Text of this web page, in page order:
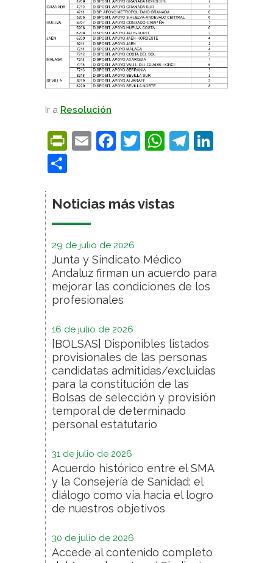
Ir a Resolución
PrintFriendly
EmailFacebook
Twitter
WhatsApp
Noticias más vistas
29 de julio de 2026
Junta y Sindicato Médico
Andaluz firman un acuerdo para
mejorar las condiciones de los
profesionales
16 de julio de 2026
[BOLSAS] Disponibles listados
provisionales de las personas
candidatas admitidas/excluidas
para la constitución de las
Bolsas de selección y provisión
temporal de determinado
personal estatutario
31 de julio de 2026
Acuerdo histórico entre el SMA
y la Consejería de Sanidad: el
diálogo como vía hacia el logro
de nuestros objetivos
30 de julio de 2026
Accede al contenido completo